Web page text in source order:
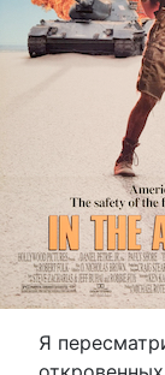
Я